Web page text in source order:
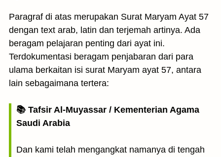
Paragraf di atas merupakan Surat Maryam Ayat 57
dengan text arab, latin dan terjemah artinya. Ada
beragam pelajaran penting dari ayat ini.
Terdokumentasi beragam penjabaran dari para
ulama berkaitan isi surat Maryam ayat 57, antara
lain sebagaimana tertera:
📚 Tafsir Al-Muyassar / Kementerian Agama
Saudi Arabia
Dan kami telah mengangkat namanya di tengah